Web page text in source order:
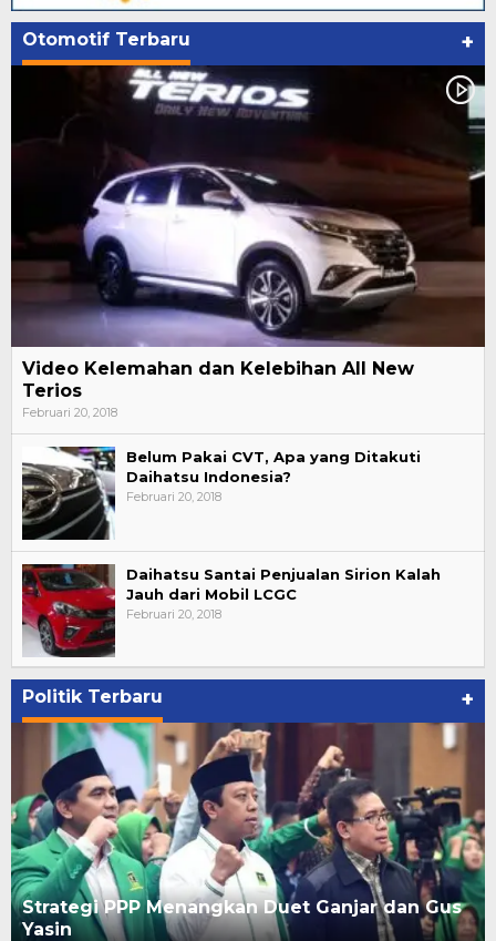
Otomotif Terbaru +
Video Kelemahan dan Kelebihan All New
Terios
Februari 20, 2018
Belum Pakai CVT, Apa yang Ditakuti
Daihatsu Indonesia?
Februari 20, 2018
Daihatsu Santai Penjualan Sirion Kalah
Jauh dari Mobil LCGC
Februari 20, 2018
Politik Terbaru +
Strategi PPP Menangkan Duet Ganjar dan Gus
Yasin